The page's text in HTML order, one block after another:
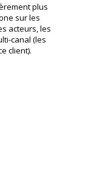
plus
sur les
acteurs, les
canal (les
client).